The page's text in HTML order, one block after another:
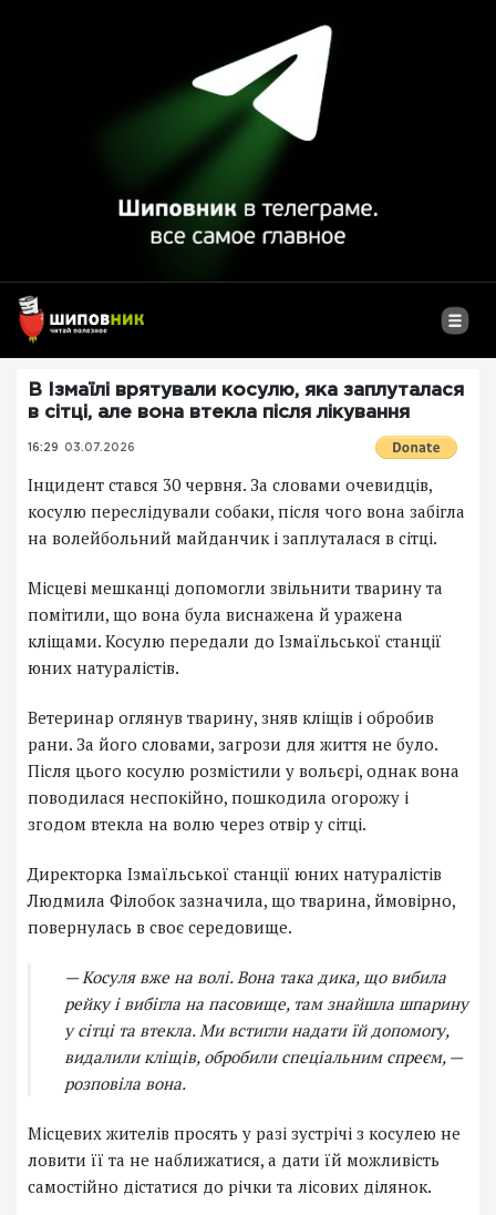
В Ізмаїлі врятували косулю, яка заплуталася
в сітці, але вона втекла після лікування
16:29 03.07.2026
Інцидент стався 30 червня. За словами очевидців,
косулю переслідували собаки, після чого вона забігла
на волейбольний майданчик і заплуталася в сітці.
Місцеві мешканці допомогли звільнити тварину та
помітили, що вона була виснажена й уражена
кліщами. Косулю передали до Ізмаїльської станції
юних натуралістів.
Ветеринар оглянув тварину, зняв кліщів і обробив
рани. За його словами, загрози для життя не було.
Після цього косулю розмістили у вольєрі, однак вона
поводилася неспокійно, пошкодила огорожу і
згодом втекла на волю через отвір у сітці.
Директорка Ізмаїльської станції юних натуралістів
Людмила Філобок зазначила, що тварина, ймовірно,
повернулась в своє середовище.
— Косуля вже на волі. Вона така дика, що вибила
рейку і вибігла на пасовище, там знайшла шпарину
у сітці та втекла. Ми встигли надати їй допомогу,
видалили кліщів, обробили спеціальним спреєм, —
розповіла вона.
Місцевих жителів просять у разі зустрічі з косулею не
ловити її та не наближатися, а дати їй можливість
самостійно дістатися до річки та лісових ділянок.